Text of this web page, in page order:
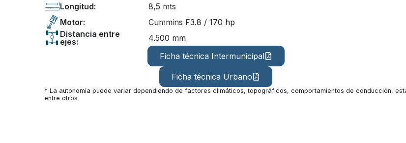
Longitud:
8,5 mts
Motor:
Cummins F3.8 / 170 hp
Distancia entre
ejes:
4.500 mm
Ficha técnica Intermunicipal
Ficha técnica Urbano
* La autonomía puede variar dependiendo de factores climáticos, topográficos, comportamientos de conducción,
entre otros